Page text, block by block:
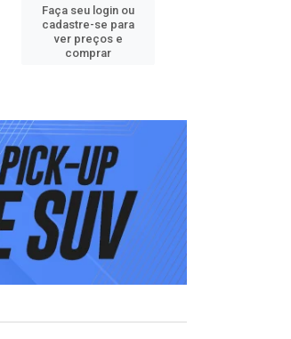
Faça seu login ou
cadastre-se para
ver preços e
comprar